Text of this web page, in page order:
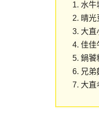
水牛
晴光
大直
佳佳
鍋饕
兄弟
大直